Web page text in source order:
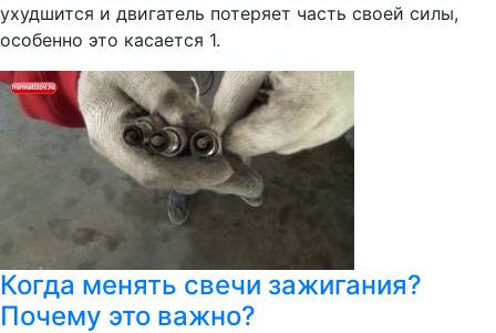
ухудшится и двигатель потеряет часть своей силы,
особенно это касается 1.
Когда менять свечи зажигания?
Почему это важно?